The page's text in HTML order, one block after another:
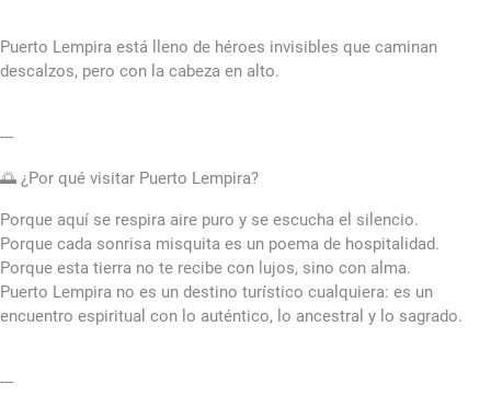
Puerto Lempira está lleno de héroes invisibles que caminan
descalzos, pero con la cabeza en alto.
---
🌅 ¿Por qué visitar Puerto Lempira?
Porque aquí se respira aire puro y se escucha el silencio.
Porque cada sonrisa misquita es un poema de hospitalidad.
Porque esta tierra no te recibe con lujos, sino con alma.
Puerto Lempira no es un destino turístico cualquiera: es un
encuentro espiritual con lo auténtico, lo ancestral y lo sagrado.
---